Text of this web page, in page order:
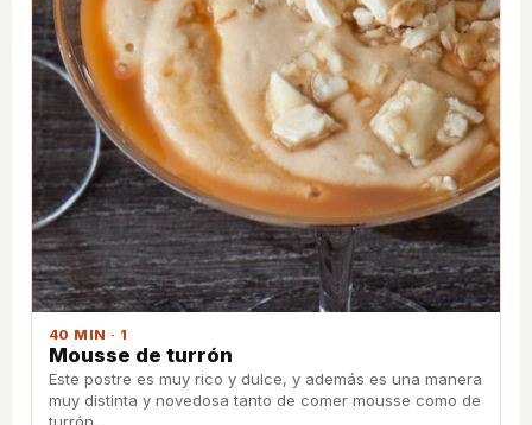
40 MIN · 1
Mousse de turrón
Este postre es muy rico y dulce, y además es una manera
muy distinta y novedosa tanto de comer mousse como de
turrón.